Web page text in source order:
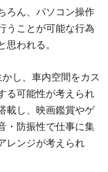
ろん、パソコン操作
うことが可能な行為
思われる。
し、車内空間をカス
る可能性が考えられ
載し、映画鑑賞やゲ
・防振性で仕事に集
レンジが考えられ